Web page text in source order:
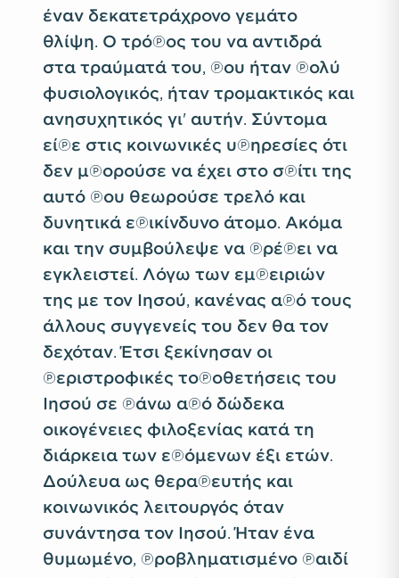
έναν δεκατετράχρονο γεμάτο
θλίψη. Ο τρόπος του να αντιδρά
στα τραύματά του, που ήταν πολύ
φυσιολογικός, ήταν τρομακτικός και
ανησυχητικός γι' αυτήν. Σύντομα
είπε στις κοινωνικές υπηρεσίες ότι
δεν μπορούσε να έχει στο σπίτι της
αυτό που θεωρούσε τρελό και
δυνητικά επικίνδυνο άτομο. Ακόμα
και την συμβούλεψε να πρέπει να
εγκλειστεί. Λόγω των εμπειριών
της με τον Ιησού, κανένας από τους
άλλους συγγενείς του δεν θα τον
δεχόταν. Έτσι ξεκίνησαν οι
περιστροφικές τοποθετήσεις του
Ιησού σε πάνω από δώδεκα
οικογένειες φιλοξενίας κατά τη
διάρκεια των επόμενων έξι ετών.
Δούλευα ως θεραπευτής και
κοινωνικός λειτουργός όταν
συνάντησα τον Ιησού. Ήταν ένα
θυμωμένο, προβληματισμένο παιδί